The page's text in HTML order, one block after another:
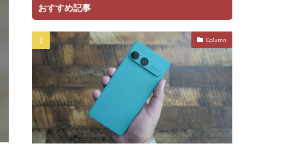
おすすめ記事
Column